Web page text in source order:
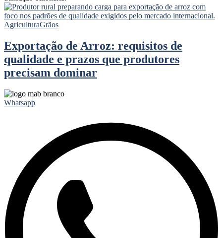
AgriculturaGrãos
Exportação de Arroz: requisitos de
qualidade e prazos que produtores
precisam dominar
Whatsapp